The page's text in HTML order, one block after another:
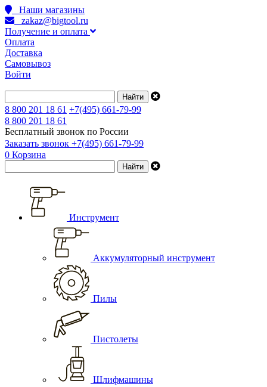
Наши магазины
zakaz@bigtool.ru
Получение и оплата
Оплата
Доставка
Самовывоз
Войти
8 800 201 18 61 +7(495) 661-79-99
8 800 201 18 61
Бесплатный звонок по России
Заказать звонок +7(495) 661-79-99
0 Корзина
Инструмент
Аккумуляторный инструмент
Пилы
Пистолеты
Шлифмашины